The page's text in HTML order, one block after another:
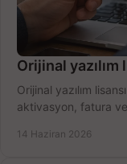
Orijinal yazılım
Orijinal yazılım
aktivasyon, fatura
14 Haziran 2026